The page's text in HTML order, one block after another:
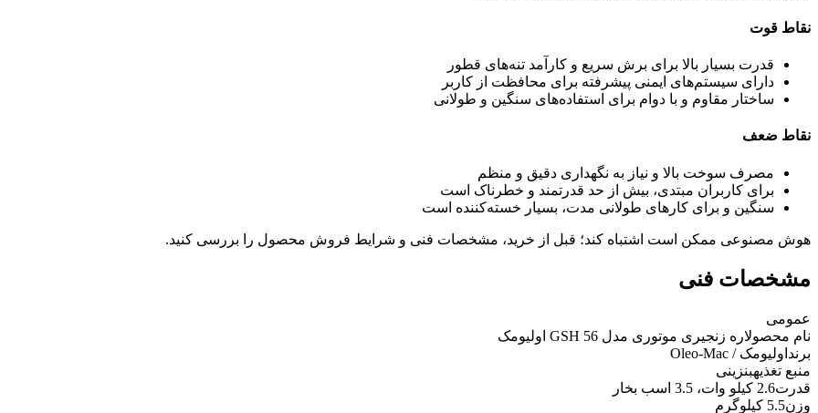
نقاط قوت
قدرت بسیار بالا برای برش سریع و کارآمد تنه‌های قطور
دارای سیستم‌های ایمنی پیشرفته برای محافظت از کاربر
ساختار مقاوم و با دوام برای استفاده‌های سنگین و طولانی
نقاط ضعف
مصرف سوخت بالا و نیاز به نگهداری دقیق و منظم
برای کاربران مبتدی، بیش از حد قدرتمند و خطرناک است
سنگین و برای کارهای طولانی مدت، بسیار خسته‌کننده است
هوش مصنوعی ممکن است اشتباه کند؛ قبل از خرید، مشخصات فنی و شرایط فروش محصول را بررسی کنید.
مشخصات فنی
عمومی
نام محصولاره زنجیری موتوری مدل GSH 56 اولیومک
برند اولیومک / Oleo-Mac
منبع تغذیهبنزینی
قدرت2.6 کیلو وات، 3.5 اسب بخار
وزن5.5 کیلوگرم